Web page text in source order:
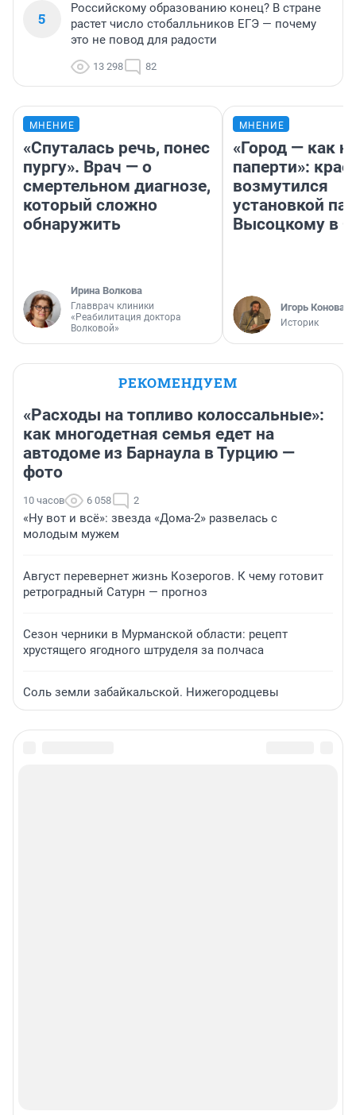
5
Российскому образованию конец? В стране
растет число стобалльников ЕГЭ — почему
это не повод для радости
13 298 82
МНЕНИЕ
«Спуталась речь, понес
пургу». Врач — о
смертельном диагнозе,
который сложно
обнаружить
Ирина Волкова
Главврач клиники
«Реабилитация доктора
Волковой»
МНЕНИЕ
«Город — как
паперти»:
возмутился
установкой
Высоцкому в
Игорь
Историк
РЕКОМЕНДУЕМ
«Расходы на топливо колоссальные»:
как многодетная семья едет на
автодоме из Барнаула в Турцию —
фото
10 часов 6 058 2
«Ну вот и всё»: звезда «Дома-2» развелась с
молодым мужем
Август перевернет жизнь Козерогов. К чему готовит
ретроградный Сатурн — прогноз
Сезон черники в Мурманской области: рецепт
хрустящего ягодного штруделя за полчаса
Соль земли забайкальской. Нижегородцевы